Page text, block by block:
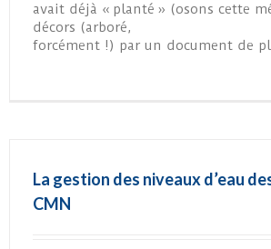
avait déjà « planté » (osons cette
décors (arboré,
forcément !) par un document de
La gestion des niveaux d’eau
CMN